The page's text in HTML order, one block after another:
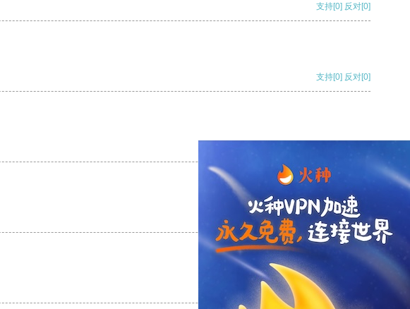
支持[0] 反对[0]
支持[0] 反对[0]
支持 [0] 反对 [0]
支持